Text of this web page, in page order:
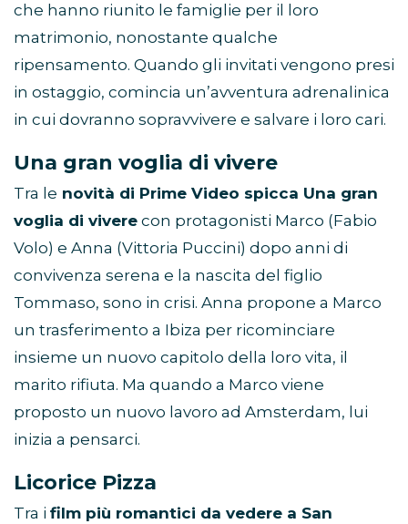
che hanno riunito le famiglie per il loro
matrimonio, nonostante qualche
ripensamento. Quando gli invitati vengono presi
in ostaggio, comincia un’avventura adrenalinica
in cui dovranno sopravvivere e salvare i loro cari.
Una gran voglia di vivere
Tra le novità di Prime Video spicca Una gran
voglia di vivere con protagonisti Marco (Fabio
Volo) e Anna (Vittoria Puccini) dopo anni di
convivenza serena e la nascita del figlio
Tommaso, sono in crisi. Anna propone a Marco
un trasferimento a Ibiza per ricominciare
insieme un nuovo capitolo della loro vita, il
marito rifiuta. Ma quando a Marco viene
proposto un nuovo lavoro ad Amsterdam, lui
inizia a pensarci.
Licorice Pizza
Tra i film più romantici da vedere a San